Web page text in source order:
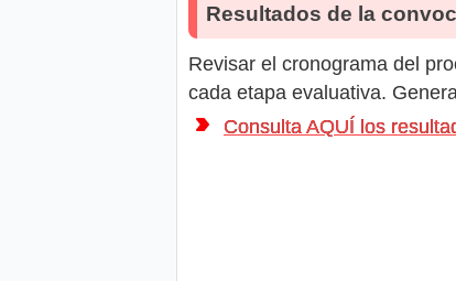
Resultados de la
Revisar el cronograma del
cada etapa evaluativa.
Consulta AQUÍ los